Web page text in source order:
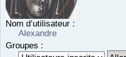
Nom d’utilisateur :
Alexandre
Groupes :